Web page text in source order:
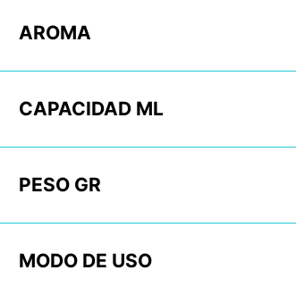
AROMA
CAPACIDAD ML
PESO GR
MODO DE USO